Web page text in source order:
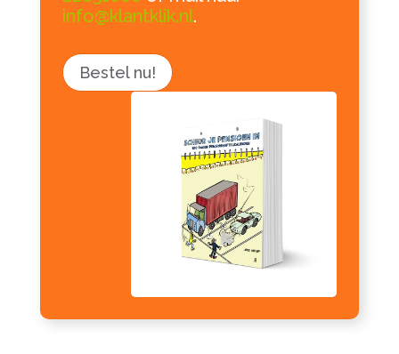
info@klantklik.nl.
Bestel nu!